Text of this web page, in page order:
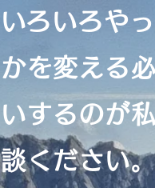
いろいろや
かを変える
いするのが
談ください